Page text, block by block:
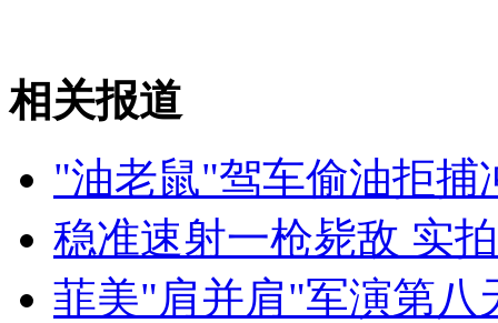
山西运城恶犬咬伤多人 警民合力深夜将其击毙
无痛分娩是否安全 医生回应
相关报道
"油老鼠"驾车偷油拒捕
稳准速射一枪毙敌 实
菲美"肩并肩"军演第八